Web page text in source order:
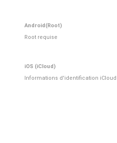
Android(Root)
Root requise
iOS (iCloud)
Informations d'identification